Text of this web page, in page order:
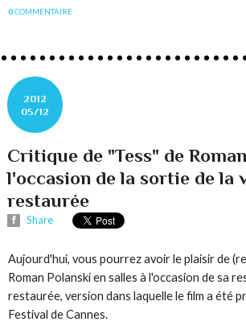
0COMMENTAIRE
2012
05/12
Critique de "Tess" de
l'occasion de la sortie de la
restaurée
Share
Aujourd'hui, vous pourrez avoir le plaisir de
Roman Polanski en salles à l'occasion de sa
restaurée, version dans laquelle le film a été
Festival de Cannes.